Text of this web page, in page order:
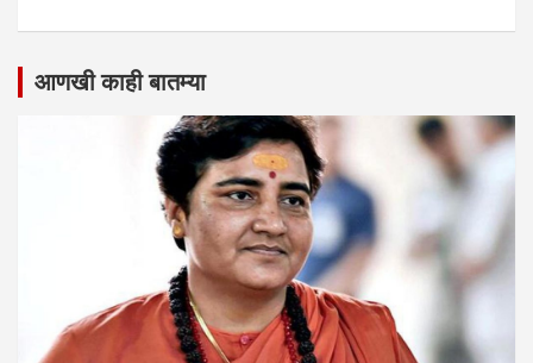
आणखी काही बातम्या